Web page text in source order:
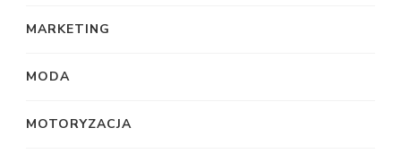
MARKETING
MODA
MOTORYZACJA